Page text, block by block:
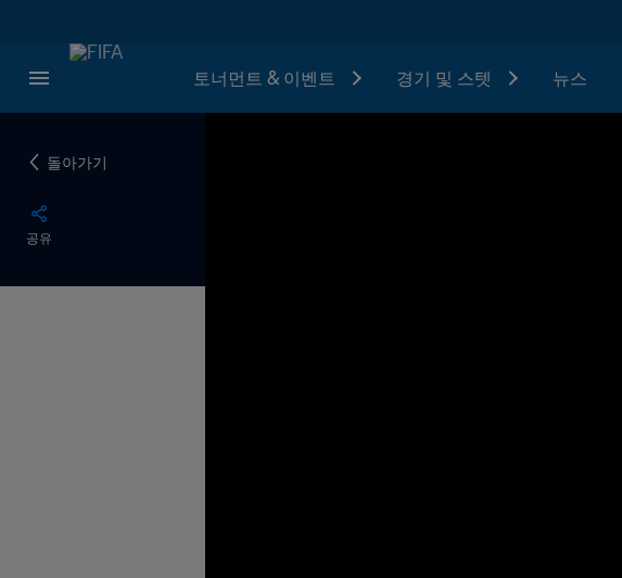
토너먼트 & 이벤트 경기 및 스텟 뉴스
돌아가기
공유